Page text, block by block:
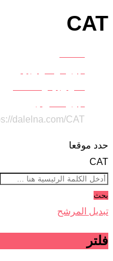
CAT
dalelna.com/CAT
حدد موقعا
CAT
بحث
تبديل المرشح
فلتر